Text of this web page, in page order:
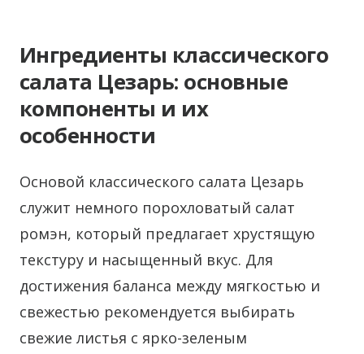
Ингредиенты классического
салата Цезарь: основные
компоненты и их
особенности
Основой классического салата Цезарь
служит немного порохловатый салат
ромэн, который предлагает хрустящую
текстуру и насыщенный вкус. Для
достижения баланса между мягкостью и
свежестью рекомендуется выбирать
свежие листья с ярко-зеленым